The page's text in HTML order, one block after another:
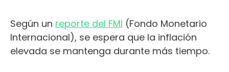
Según un reporte del FMI (Fondo Monetario
Internacional), se espera que la inflación
elevada se mantenga durante más tiempo.